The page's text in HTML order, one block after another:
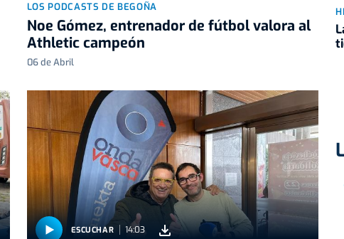
LOS PODCASTS DE BEGOÑA
Noe Gómez, entrenador de fútbol valora al
Athletic campeón
06 de Abril
ESCUCHAR 14:03